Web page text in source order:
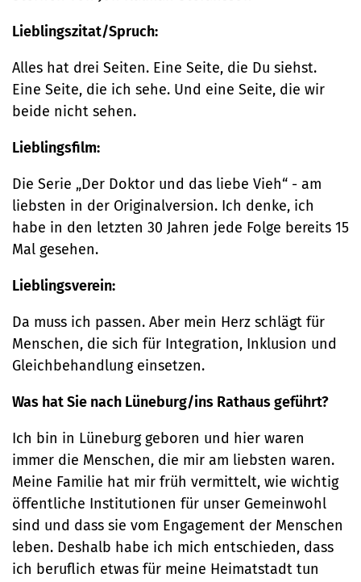
Lieblingszitat/Spruch:
Alles hat drei Seiten. Eine Seite, die Du siehst.
Eine Seite, die ich sehe. Und eine Seite, die wir
beide nicht sehen.
Lieblingsfilm:
Die Serie „Der Doktor und das liebe Vieh“ - am
liebsten in der Originalversion. Ich denke, ich
habe in den letzten 30 Jahren jede Folge bereits 15
Mal gesehen.
Lieblingsverein:
Da muss ich passen. Aber mein Herz schlägt für
Menschen, die sich für Integration, Inklusion und
Gleichbehandlung einsetzen.
Was hat Sie nach Lüneburg/ins Rathaus geführt?
Ich bin in Lüneburg geboren und hier waren
immer die Menschen, die mir am liebsten waren.
Meine Familie hat mir früh vermittelt, wie wichtig
öffentliche Institutionen für unser Gemeinwohl
sind und dass sie vom Engagement der Menschen
leben. Deshalb habe ich mich entschieden, dass
ich beruflich etwas für meine Heimatstadt tun